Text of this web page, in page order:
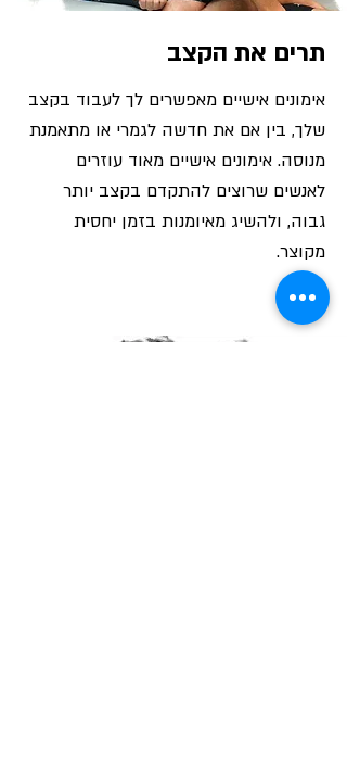
תרים את הקצב
אימונים אישיים מאפשרים לך לעבוד בקצב
שלך, בין אם את חדשה לגמרי או מתאמנת
מנוסה. אימונים אישיים מאוד עוזרים
לאנשים שרוצים להתקדם בקצב יותר
גבוה, ולהשיג מאיומנות בזמן יחסית
מקוצר.